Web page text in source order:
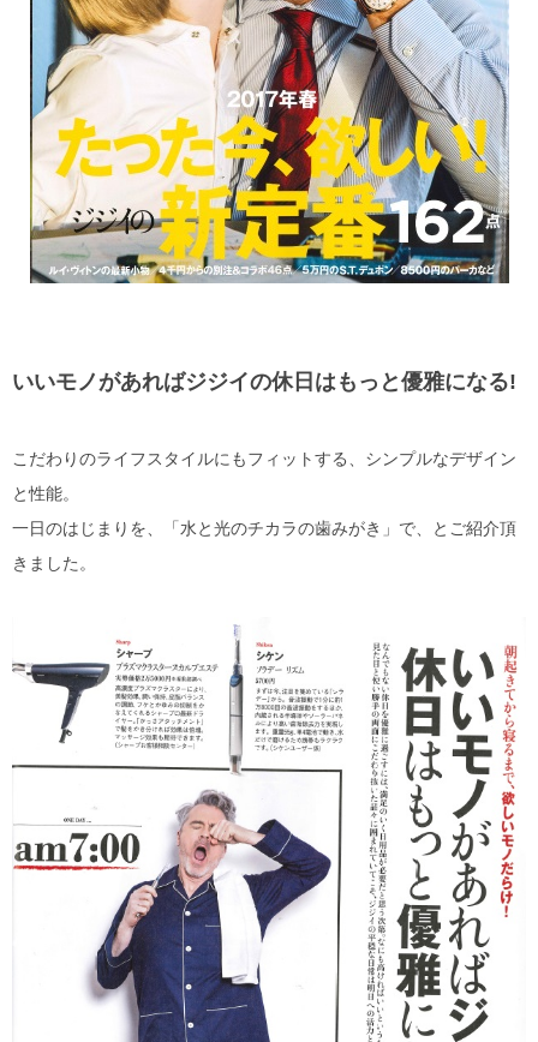
いいモノがあればジジイの休日はもっと優雅になる!
こだわりのライフスタイルにもフィットする、シンプルなデザイン
と性能。
一日のはじまりを、「水と光のチカラの歯みがき」で、とご紹介頂
きました。